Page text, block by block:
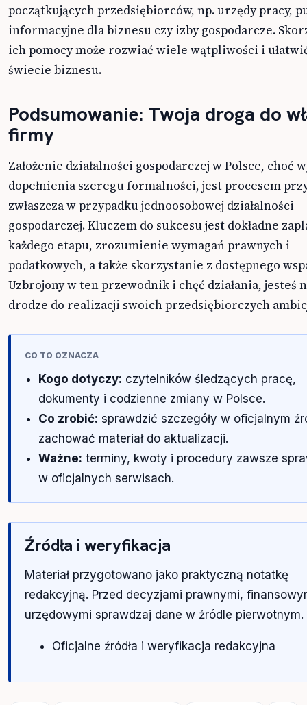
początkujących przedsiębiorców, np. urzędy pracy,
informacyjne dla biznesu czy izby gospodarcze.
ich pomocy może rozwiać wiele wątpliwości i
świecie biznesu.
Podsumowanie: Twoja droga do
firmy
Założenie działalności gospodarczej w Polsce, choć
dopełnienia szeregu formalności, jest procesem
zwłaszcza w przypadku jednoosobowej działalności
gospodarczej. Kluczem do sukcesu jest dokładne
każdego etapu, zrozumienie wymagań prawnych i
podatkowych, a także skorzystanie z dostępnego
Uzbrojony w ten przewodnik i chęć działania, jesteś
drodze do realizacji swoich przedsiębiorczych
CO TO OZNACZA
Kogo dotyczy: czytelników śledzących pracę,
dokumenty i codzienne zmiany w Polsce.
Co zrobić: sprawdzić szczegóły w oficjalnym
zachować materiał do aktualizacji.
Ważne: terminy, kwoty i procedury zawsze
w oficjalnych serwisach.
Źródła i weryfikacja
Materiał przygotowano jako praktyczną notatkę
redakcyjną. Przed decyzjami prawnymi,
urzędowymi sprawdzaj dane w źródle pierwotnym.
Oficjalne źródła i weryfikacja redakcyjna